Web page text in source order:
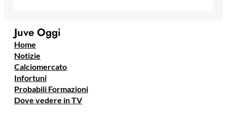
Juve Oggi
Home
Notizie
Calciomercato
Infortuni
Probabili Formazioni
Dove vedere in TV